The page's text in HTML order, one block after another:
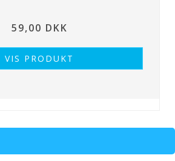
59,00 DKK
VIS PRODUKT